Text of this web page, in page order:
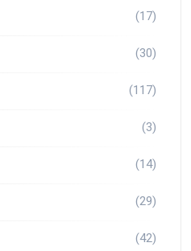
(17)
(30)
(117)
(3)
(14)
(29)
(42)